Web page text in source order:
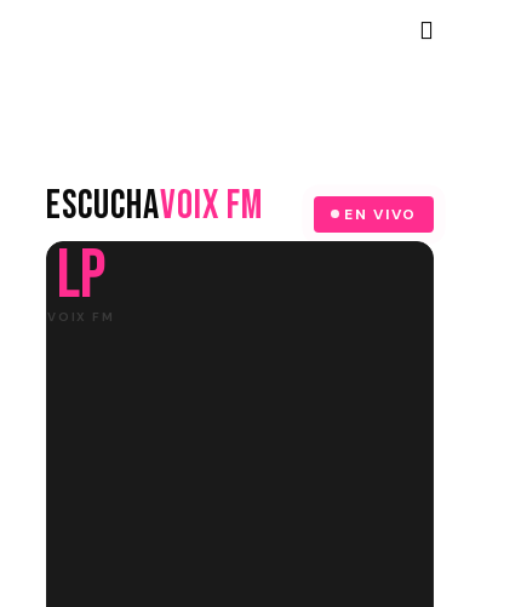
ESCUCHAVOIX FM EN VIVO
LP
VOIX FM